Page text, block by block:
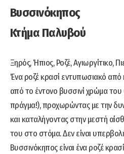
Βυσσινόκηπος
Κτήμα Παλυβού
Ξηρός, Ήπιος, Ροζέ, Αγιωργίτικο,
Ένα ροζέ κρασί εντυπωσιακό
από το έντονο βυσσινί χρώμα
πράγμα!), προχωρώντας με την
και καταλήγοντας στην μεστή
του στο στόμα. Δεν είναι
Βυσσινόκηπος είναι ένα ροζέ